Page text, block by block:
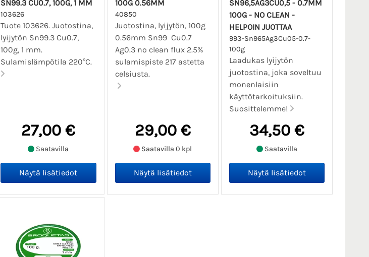
SN99.3 CU0.7, 100G, 1 MM
103626
Tuote 103626. Juotostina,
lyijytön Sn99.3 Cu0.7,
100g, 1 mm.
Sulamislämpötila 220°C.
27,00 €
Saatavilla
100G 0.56MM
40850
Juotostina, lyijytön, 100g
0.56mm Sn99 Cu0.7
Ag0.3 no clean flux 2.5%
sulamispiste 217 astetta
celsiusta.
29,00 €
Saatavilla 0 kpl
SN96,5AG3CU0,5 - 0.7MM
100G - NO CLEAN -
HELPOIN JUOTTAA
993-Sn965Ag3Cu05-0.7-
100g
Laadukas lyijytön
juotostina, joka soveltuu
monenlaisiin
käyttötarkoituksiin.
Suosittelemme!
34,50 €
Saatavilla